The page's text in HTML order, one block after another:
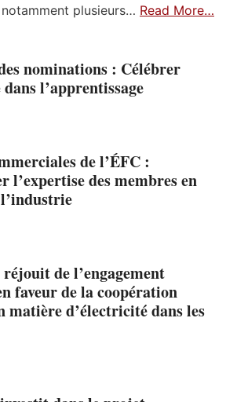
plusieurs… Read More…
nominations : Célébrer
dans l’apprentissage
de l’ÉFC :
l’expertise des membres en
de l’engagement
faveur de la coopération
matière d’électricité dans les